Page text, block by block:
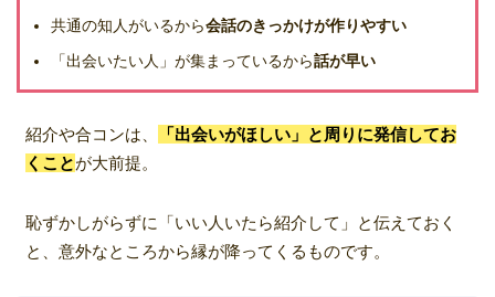
共通の知人がいるから会話のきっかけが作りやすい
「出会いたい人」が集まっているから話が早い
紹介や合コンは、
「出会いがほしい」と周りに発信してお
くことが大前提。
恥ずかしがらずに「いい人いたら紹介して」と伝えておく
と、意外なところから縁が降ってくるものです。